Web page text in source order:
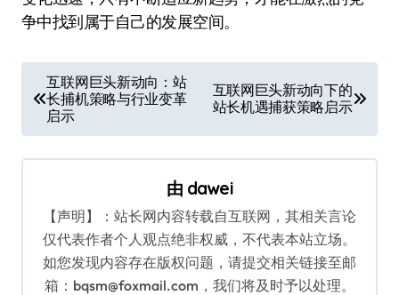
争中找到属于自己的发展空间。
章
导
航
互联网巨头新动向：站
长捕机策略与行业变革
启示
互联网巨头新动向下的
站长机遇捕获策略启示
由 dawei
【声明】：站长网内容转载自互联网，其相关言论
仅代表作者个人观点绝非权威，不代表本站立场。
如您发现内容存在版权问题，请提交相关链接至邮
箱：bqsm@foxmail.com，我们将及时予以处理。